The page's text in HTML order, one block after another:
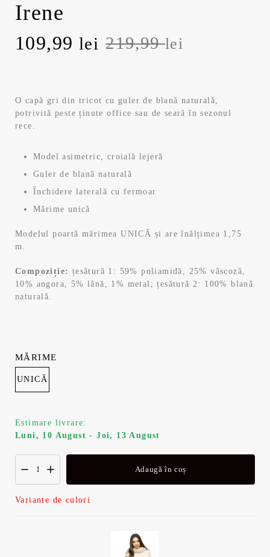
Irene
219,99lei
Prețul
a
fost:
219,99 lei.
109,99 lei
Prețul
este:
109,99 lei.
O capă gri din tricot cu guler de blană naturală,
potrivită peste ținute office sau de seară în sezonul
rece.
Model asimetric, croială lejeră
Guler de blană naturală
Închidere laterală cu fermoar
Mărime unică
Modelul poartă mărimea UNICĂ și are înălțimea 1,75
m.
Compoziție: țesătură 1: 59% poliamidă, 25% vâscoză,
10% angora, 5% lână, 1% metal; țesătură 2: 100% blană
naturală.
UNICĂ
MĂRIME
Estimare livrare:
Luni, 10 August - Joi, 13 August
Adaugă în coș
Variante de culori